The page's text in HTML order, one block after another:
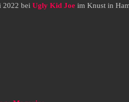
2022 bei Ugly Kid Joe im Knust in